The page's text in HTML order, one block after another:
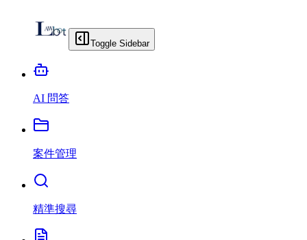
Toggle Sidebar
AI 問答
案件管理
精準搜尋